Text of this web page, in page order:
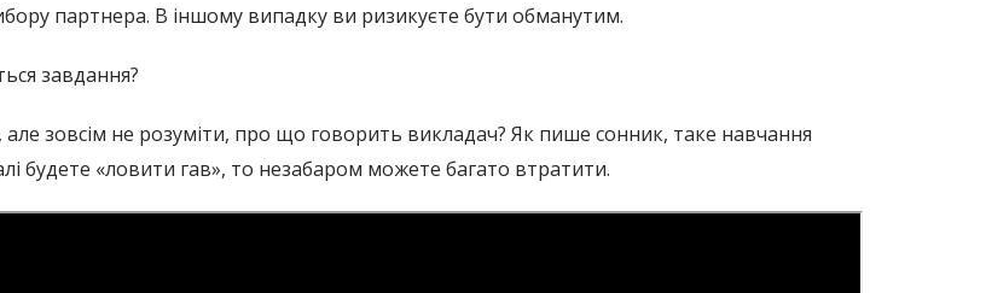
партнера. В іншому випадку ви ризикуєте бути обманутим.
завдання?
але зовсім не розуміти, про що говорить викладач? Як пише сонник, таке навчання
будете «ловити гав», то незабаром можете багато втратити.